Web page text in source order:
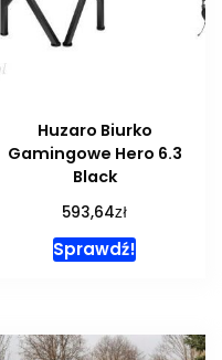
Huzaro Biurko
Gamingowe Hero 6.3
Black
593,64zł
Sprawdź!